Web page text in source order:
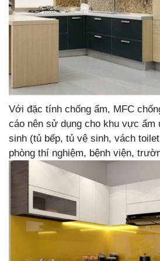
Với đặc tính chống ẩm, MFC
cáo nên sử dụng cho khu vực
sinh (tủ bếp, tủ vệ sinh, vách
phòng thí nghiệm, bệnh viện,